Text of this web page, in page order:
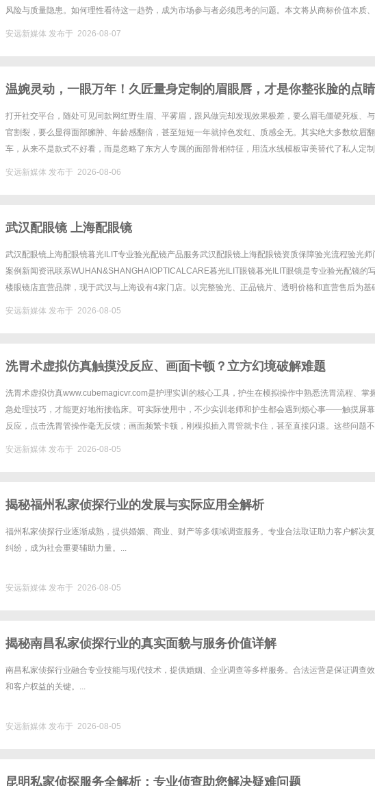
风险与质量隐患。如何理性看待这一趋势，成为市场参与者必须思考的问题。本文将从商标价值本质
安远新媒体 发布于 2026-08-07
温婉灵动，一眼万年！久匠量身定制的眉眼唇，才是你整张脸的点
笔！淡颜系女生的气质加分项
打开社交平台，随处可见同款网红野生眉、平雾眉，跟风做完却发现效果极差，要么眉毛僵硬死板、
官割裂，要么显得面部臃肿、年龄感翻倍，甚至短短一年就掉色发红、质感全无。其实绝大多数纹眉翻
车，从来不是款式不好看，而是忽略了东方人专属的面部骨相特征，用流水线模板审美替代了私人定
安远新媒体 发布于 2026-08-06
武汉配眼镜 上海配眼镜
武汉配眼镜上海配眼镜暮光ILIT专业验光配镜产品服务武汉配眼镜上海配眼镜资质保障验光流程验光师
案例新闻资讯联系WUHAN&SHANGHAIOPTICALCARE暮光ILIT眼镜暮光ILIT眼镜是专业验光配镜的
楼眼镜店直营品牌，现于武汉与上海设有4家门店。以完整验光、正品镜片、透明价格和直营售后为基
安远新媒体 发布于 2026-08-05
洗胃术虚拟仿真触摸没反应、画面卡顿？立方幻境破解难题
洗胃术虚拟仿真www.cubemagicvr.com是护理实训的核心工具，护生在模拟操作中熟悉洗胃流程、掌
急处理技巧，才能更好地衔接临床。可实际使用中，不少实训老师和护生都会遇到烦心事——触摸屏
反应，点击洗胃管操作毫无反馈；画面频繁卡顿，刚模拟插入胃管就卡住，甚至直接闪退。这些问题
安远新媒体 发布于 2026-08-05
揭秘福州私家侦探行业的发展与实际应用全解析
福州私家侦探行业逐渐成熟，提供婚姻、商业、财产等多领域调查服务。专业合法取证助力客户解决
纠纷，成为社会重要辅助力量。...
安远新媒体 发布于 2026-08-05
揭秘南昌私家侦探行业的真实面貌与服务价值详解
南昌私家侦探行业融合专业技能与现代技术，提供婚姻、企业调查等多样服务。合法运营是保证调查
和客户权益的关键。...
安远新媒体 发布于 2026-08-05
昆明私家侦探服务全解析：专业侦查助您解决疑难问题